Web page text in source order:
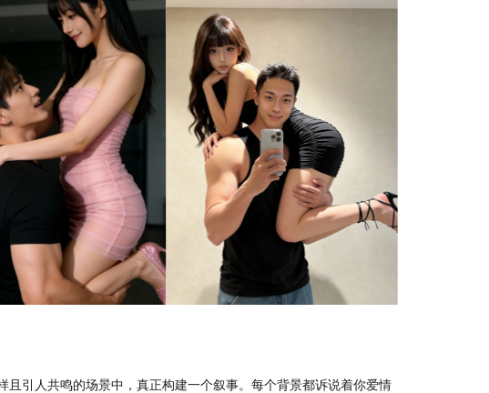
引人共鸣的场景中，真正构建一个叙事。每个背景都诉说着你爱情